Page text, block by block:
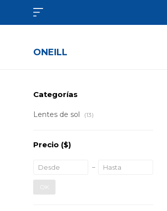

ONEILL
Categorías
Lentes de sol (13)
Precio ($)
OK